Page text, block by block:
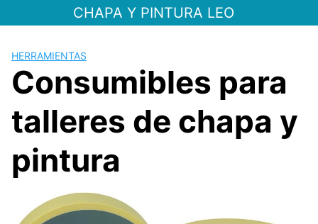
al
CHAPA Y PINTURA LEO
HERRAMIENTAS
Consumibles para
talleres de chapa y
pintura